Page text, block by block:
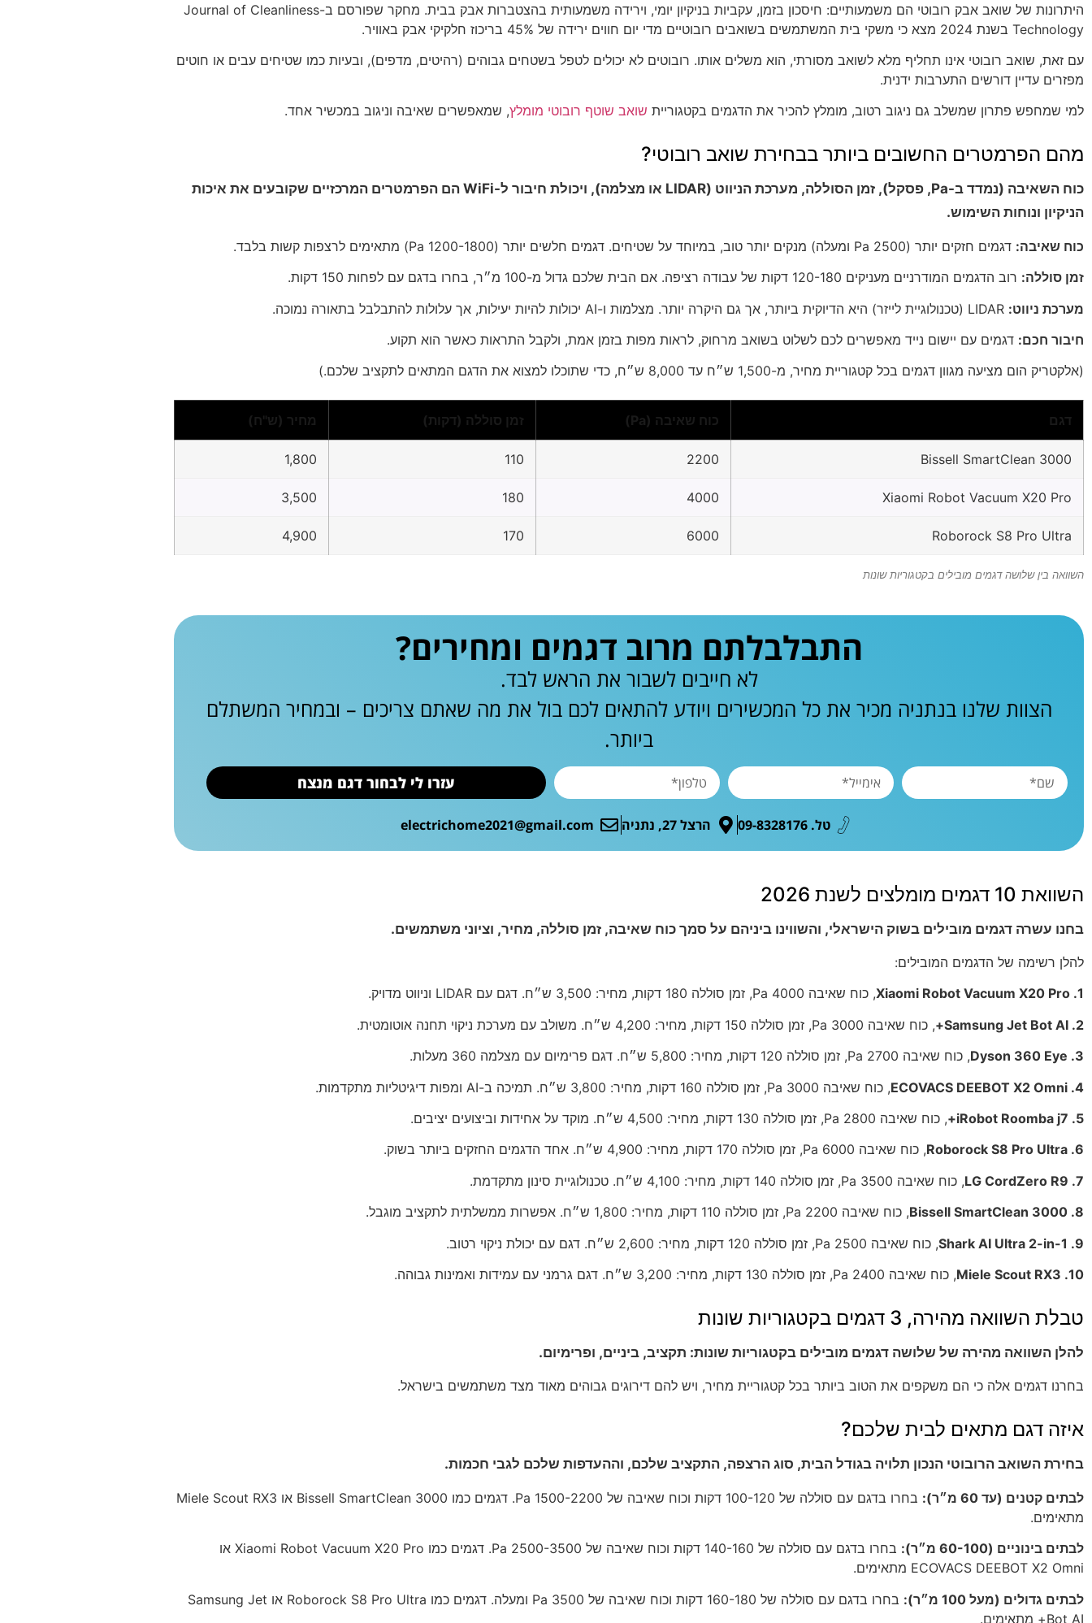
היתרונות של שואב אבק רובוטי הם משמעותיים: חיסכון בזמן, עקביות בניקיון יומי, וירידה משמעותית בהצטברות אבק בבית. מחקר שפורסם ב-Journal of Cleanliness
Technology בשנת 2024 מצא כי משקי בית המשתמשים בשואבים רובוטיים מדי יום חווים ירידה של 45% בריכוז חלקיקי אבק באוויר.
עם זאת, שואב רובוטי אינו תחליף מלא לשואב מסורתי, הוא משלים אותו. רובוטים לא יכולים לטפל בשטחים גבוהים (רהיטים, מדפים), ובעיות כמו שטיחים עבים או חוטים
מפזרים עדיין דורשים התערבות ידנית.
למי שמחפש פתרון שמשלב גם ניגוב רטוב, מומלץ להכיר את הדגמים בקטגוריית שואב שוטף רובוטי מומלץ, שמאפשרים שאיבה וניגוב במכשיר אחד.
מהם הפרמטרים החשובים ביותר בבחירת שואב רובוטי?
כוח השאיבה (נמדד ב-Pa, פסקל), זמן הסוללה, מערכת הניווט (LIDAR או מצלמה), ויכולת חיבור ל-WiFi הם הפרמטרים המרכזיים שקובעים את איכות
הניקיון ונוחות השימוש.
כוח שאיבה: דגמים חזקים יותר (2500 Pa ומעלה) מנקים יותר טוב, במיוחד על שטיחים. דגמים חלשים יותר (1200-1800 Pa) מתאימים לרצפות קשות בלבד.
זמן סוללה: רוב הדגמים המודרניים מעניקים 120-180 דקות של עבודה רציפה. אם הבית שלכם גדול מ-100 מ״ר, בחרו בדגם עם לפחות 150 דקות.
מערכת ניווט:
חיבור חכם: דגמים עם יישום נייד מאפשרים לכם לשלוט בשואב מרחוק, לראות מפות בזמן אמת, ולקבל התראות כאשר הוא תקוע.
(אלקטריק הום מציעה מגוון דגמים בכל קטגוריית מחיר, מ-1,500 ש״ח עד 8,000 ש״ח, כדי שתוכלו למצוא את הדגם המתאים לתקציב שלכם.)
דגם כוח שאיבה (Pa) זמן סוללה (דקות) מחיר (ש"ח)
Bissell SmartClean 3000
2200
110
1,800
Xiaomi Robot Vacuum X20 Pro
4000
180
3,500
Roborock S8 Pro Ultra
6000
170
4,900
השוואה בין שלושה דגמים מובילים בקטגוריות שונות
התבלבלתם מרוב דגמים ומחירים?
לא חייבים לשבור את הראש לבד.
הצוות שלנו בנתניה מכיר את כל המכשירים ויודע להתאים לכם בול את מה שאתם צריכים – ובמחיר המשתלם
ביותר.
עזרו לי לבחור דגם מנצח
טל. 09-8328176 הרצל 27, נתניה electrichome2021@gmail.com
השוואת 10 דגמים מומלצים לשנת 2026
בחנו עשרה דגמים מובילים בשוק הישראלי, והשווינו ביניהם על סמך כוח שאיבה, זמן סוללה, מחיר, וציוני משתמשים.
להלן רשימה של הדגמים המובילים:
1. Xiaomi Robot Vacuum X20 Pro
, כוח שאיבה 4000 Pa, זמן סוללה 180 דקות, מחיר: 3,500 ש״ח. דגם עם LIDAR וניווט מדויק.
2. Samsung Jet Bot AI+
, כוח שאיבה 3000 Pa, זמן סוללה 150 דקות, מחיר: 4,200 ש״ח. משולב עם מערכת ניקוי תחנה אוטומטית.
3. Dyson 360 Eye
, כוח שאיבה 2700 Pa, זמן סוללה 120 דקות, מחיר: 5,800 ש״ח. דגם פרימיום עם מצלמה 360 מעלות.
4. ECOVACS DEEBOT X2 Omni
, כוח שאיבה 3000 Pa, זמן סוללה 160 דקות, מחיר: 3,800 ש״ח. תמיכה ב-AI ומפות דיגיטליות מתקדמות.
5. iRobot Roomba j7+
, כוח שאיבה 2800 Pa, זמן סוללה 130 דקות, מחיר: 4,500 ש״ח. מוקד על אחידות וביצועים יציבים.
6. Roborock S8 Pro Ultra
, כוח שאיבה 6000 Pa, זמן סוללה 170 דקות, מחיר: 4,900 ש״ח. אחד הדגמים החזקים ביותר בשוק.
7. LG CordZero R9
, כוח שאיבה 3500 Pa, זמן סוללה 140 דקות, מחיר: 4,100 ש״ח. טכנולוגיית סינון מתקדמת.
8. Bissell SmartClean 3000
, כוח שאיבה 2200 Pa, זמן סוללה 110 דקות, מחיר: 1,800 ש״ח. אפשרות ממשלתית לתקציב מוגבל.
9. Shark AI Ultra 2-in-1
, כוח שאיבה 2500 Pa, זמן סוללה 120 דקות, מחיר: 2,600 ש״ח. דגם עם יכולת ניקוי רטוב.
10. Miele Scout RX3
, כוח שאיבה 2400 Pa, זמן סוללה 130 דקות, מחיר: 3,200 ש״ח. דגם גרמני עם עמידות ואמינות גבוהה.
טבלת השוואה מהירה, 3 דגמים בקטגוריות שונות
להלן השוואה מהירה של שלושה דגמים מובילים בקטגוריות שונות: תקציב, ביניים, ופרימיום.
בחרנו דגמים אלה כי הם משקפים את הטוב ביותר בכל קטגוריית מחיר, ויש להם דירוגים גבוהים מאוד מצד משתמשים בישראל.
איזה דגם מתאים לבית שלכם?
בחירת השואב הרובוטי הנכון תלויה בגודל הבית, סוג הרצפה, התקציב שלכם, וההעדפות שלכם לגבי חכמות.
לבתים קטנים (עד 60 מ״ר):
בחרו בדגם עם סוללה של 100-120 דקות וכוח שאיבה של 1500-2200 Pa. דגמים כמו Bissell SmartClean 3000 או Miele Scout RX3
מתאימים.
לבתים בינוניים (60-100 מ״ר):
בחרו בדגם עם סוללה של 140-160 דקות וכוח שאיבה של 2500-3500 Pa. דגמים כמו Xiaomi Robot Vacuum X20 Pro או
ECOVACS DEEBOT X2 Omni מתאימים.
לבתים גדולים (מעל 100 מ״ר):
בחרו בדגם עם סוללה של 160-180 דקות וכוח שאיבה של 3500 Pa ומעלה. דגמים כמו Roborock S8 Pro Ultra או Samsung Jet
Bot AI+ מתאימים.